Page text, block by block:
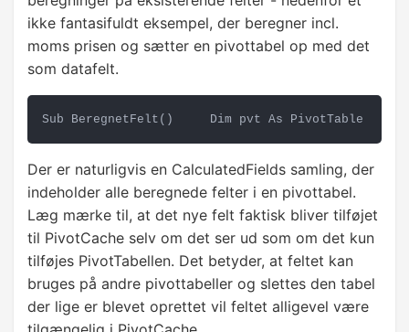
ikke fantasifuldt eksempel, der beregner incl.
moms prisen og sætter en pivottabel op med det
som datafelt.
Sub BeregnetFelt()     Dim pvt As PivotTable
Der er naturligvis en CalculatedFields samling, der
indeholder alle beregnede felter i en pivottabel.
Læg mærke til, at det nye felt faktisk bliver tilføjet
til PivotCache selv om det ser ud som om det kun
tilføjes PivotTabellen. Det betyder, at feltet kan
bruges på andre pivottabeller og slettes den tabel
der lige er blevet oprettet vil feltet alligevel være